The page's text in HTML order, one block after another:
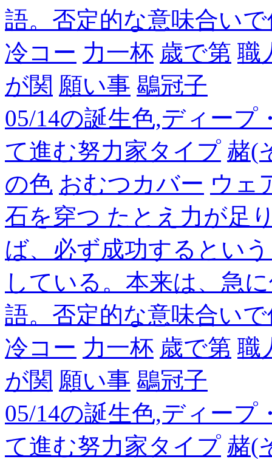
語。否定的な意味合い
冷コー 力一杯 歳で第 職
が関 願い事 鶡冠子
05/14の誕生色,ディー
て進む努力家タイプ 赭(
の色 おむつカバー ウェ
石を穿つ たとえ力が足
ば、必ず成功するとい
している。本来は、急
語。否定的な意味合い
冷コー 力一杯 歳で第 職
が関 願い事 鶡冠子
05/14の誕生色,ディー
て進む努力家タイプ 赭(